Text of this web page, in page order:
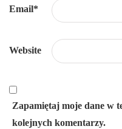
Email*
Website
Zapamiętaj moje dane w
kolejnych komentarzy.